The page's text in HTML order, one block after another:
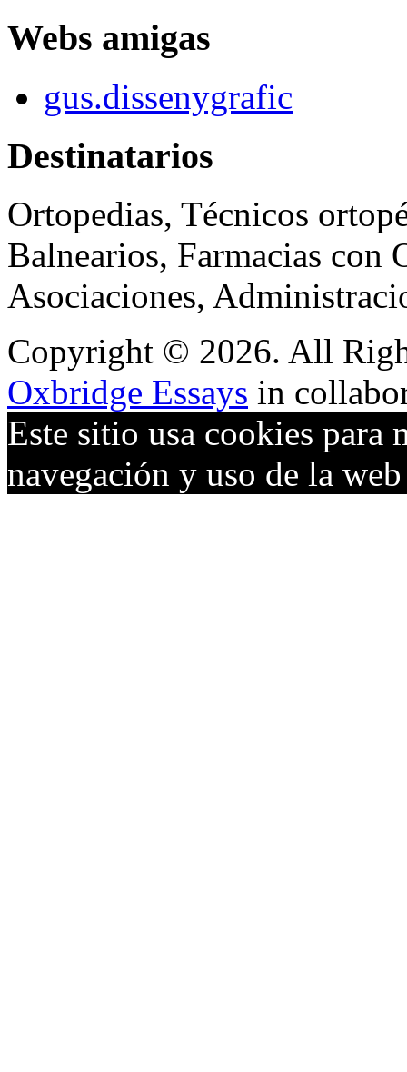
Webs amigas
gus.dissenygrafic
Destinatarios
Ortopedias, Técnicos
Balnearios, Farmacias con
Asociaciones,
Copyright © 2026. All
Oxbridge Essays in
Este sitio usa cookies para
navegación y uso de la